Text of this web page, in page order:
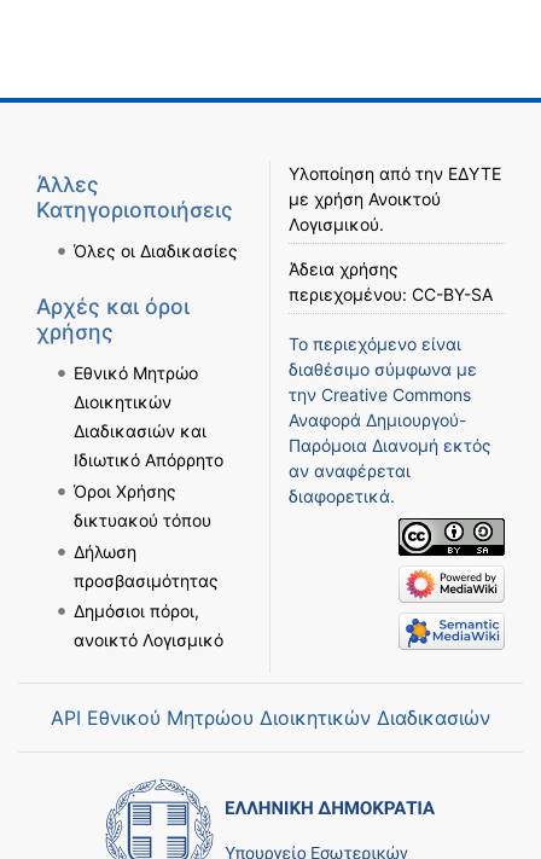
Άλλες
Κατηγοριοποιήσεις
Όλες οι Διαδικασίες
Αρχές και όροι
χρήσης
Εθνικό Μητρώο
Διοικητικών
Διαδικασιών και
Ιδιωτικό Απόρρητο
Όροι Χρήσης
δικτυακού τόπου
Δήλωση
προσβασιμότητας
Δημόσιοι πόροι,
ανοικτό Λογισμικό
Υλοποίηση από την ΕΔΥΤΕ
με χρήση Ανοικτού
Λογισμικού.
Άδεια χρήσης
περιεχομένου: CC-BY-SA
Το περιεχόμενο είναι
διαθέσιμο σύμφωνα με
την Creative Commons
Αναφορά Δημιουργού-
Παρόμοια Διανομή εκτός
αν αναφέρεται
διαφορετικά.
API Εθνικού Μητρώου Διοικητικών Διαδικασιών